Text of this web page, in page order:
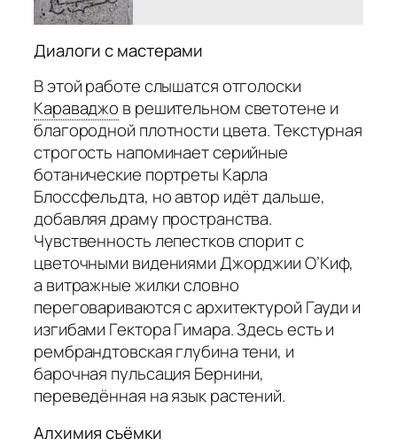
Диалоги с мастерами
В этой работе слышатся отголоски
Караваджо в решительном светотене и
благородной плотности цвета. Текстурная
строгость напоминает серийные
ботанические портреты Карла
Блоссфельдта, но автор идёт дальше,
добавляя драму пространства.
Чувственность лепестков спорит с
цветочными видениями Джорджии О’Киф,
а витражные жилки словно
переговариваются с архитектурой Гауди и
изгибами Гектора Гимара. Здесь есть и
рембрандтовская глубина тени, и
барочная пульсация Бернини,
переведённая на язык растений.
Алхимия съёмки